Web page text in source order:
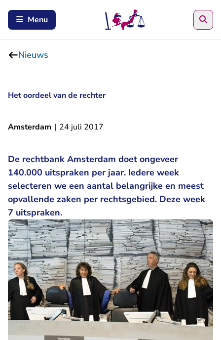
Menu
Nieuws
Het oordeel van de rechter
Amsterdam | 24 juli 2017
De rechtbank Amsterdam doet ongeveer
140.000 uitspraken per jaar. Iedere week
selecteren we een aantal belangrijke en meest
opvallende zaken per rechtsgebied. Deze week
7 uitspraken.